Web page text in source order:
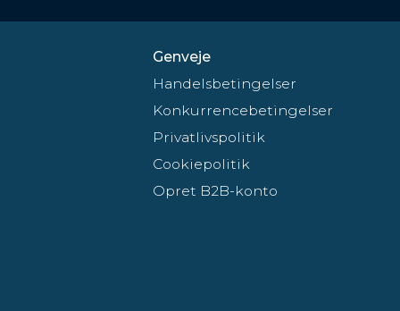
Genveje
Handelsbetingelser
Konkurrencebetingelser
Privatlivspolitik
Cookiepolitik
Opret B2B-konto